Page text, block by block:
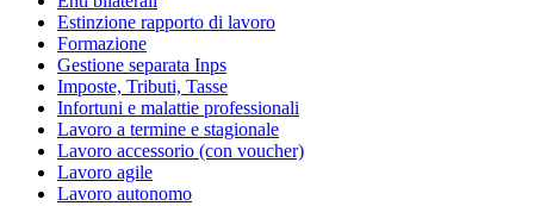
Estinzione rapporto di lavoro
Formazione
Gestione separata Inps
Imposte, Tributi, Tasse
Infortuni e malattie professionali
Lavoro a termine e stagionale
Lavoro accessorio (con voucher)
Lavoro agile
Lavoro autonomo